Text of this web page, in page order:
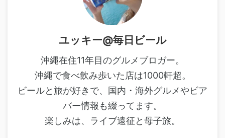
ユッキー@毎日ビール
沖縄在住11年目のグルメブロガー。
沖縄で食べ飲み歩いた店は1000軒超。
ビールと旅が好きで、国内・海外グルメやビア
バー情報も綴ってます。
楽しみは、ライブ遠征と母子旅。